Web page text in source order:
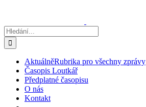
obsah
Hledat:
AktuálněRubrika pro všechny zprávy
Časopis Loutkář
Předplatné časopisu
O nás
Kontakt